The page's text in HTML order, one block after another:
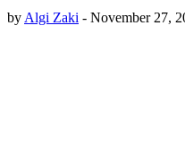
by Algi Zaki - November 27,